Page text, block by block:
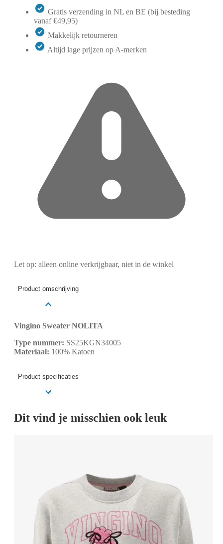
Gratis verzending in NL en BE (bij besteding
vanaf €49,95)
Makkelijk retourneren
Altijd lage prijzen op A-merken
Let op: alleen online verkrijgbaar, niet in de winkel
Product omschrijving
Vingino Sweater NOLITA
Type nummer: SS25KGN34005
Materiaal: 100% Katoen
Product specificaties
Dit vind je misschien ook leuk